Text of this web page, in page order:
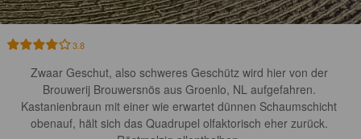
3.8
Zwaar Geschut, also schweres Geschütz wird hier von der
Brouwerij Brouwersnös aus Groenlo, NL aufgefahren.
Kastanienbraun mit einer wie erwartet dünnen Schaumschicht
obenauf, hält sich das Quadrupel olfaktorisch eher zurück.